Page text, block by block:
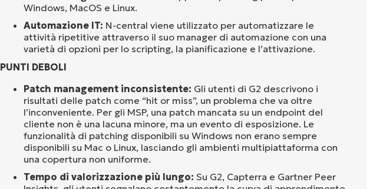
Windows, MacOS e Linux.
Automazione IT: N-central viene utilizzato per automatizzare le
attività ripetitive attraverso il suo manager di automazione con una
varietà di opzioni per lo scripting, la pianificazione e l’attivazione.
PUNTI DEBOLI
Patch management inconsistente: Gli utenti di G2 descrivono i
risultati delle patch come “hit or miss”, un problema che va oltre
l’inconveniente. Per gli MSP, una patch mancata su un endpoint del
cliente non è una lacuna minore, ma un evento di esposizione. Le
funzionalità di patching disponibili su Windows non erano sempre
disponibili su Mac o Linux, lasciando gli ambienti multipiattaforma con
una copertura non uniforme.
Tempo di valorizzazione più lungo: Su G2, Capterra e Gartner Peer